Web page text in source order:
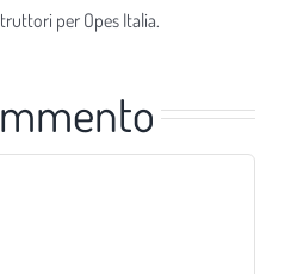
per Opes Italia.